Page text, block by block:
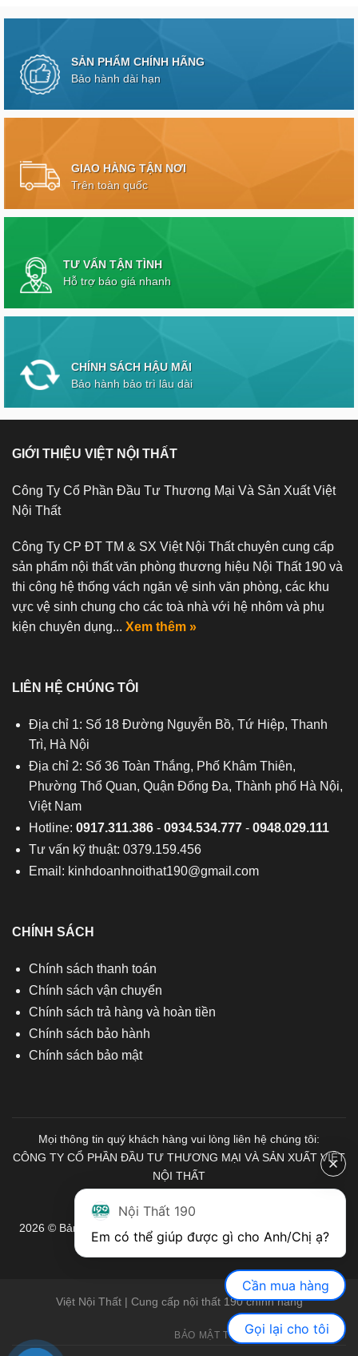
SẢN PHẨM CHÍNH HÃNG
Bảo hành dài hạn
GIAO HÀNG TẬN NƠI
Trên toàn quốc
TƯ VẤN TẬN TÌNH
Hỗ trợ báo giá nhanh
CHÍNH SÁCH HẬU MÃI
Bảo hành bảo trì lâu dài
GIỚI THIỆU VIỆT NỘI THẤT
Công Ty Cổ Phần Đầu Tư Thương Mại Và Sản Xuất Việt
Nội Thất
Công Ty CP ĐT TM & SX Việt Nội Thất chuyên cung cấp
sản phẩm nội thất văn phòng thương hiệu Nội Thất 190 và
thi công hệ thống vách ngăn vệ sinh văn phòng, các khu
vực vệ sinh chung cho các toà nhà với hệ nhôm và phụ
kiện chuyên dụng... Xem thêm »
LIÊN HỆ CHÚNG TÔI
Địa chỉ 1: Số 18 Đường Nguyễn Bồ, Tứ Hiệp, Thanh
Trì, Hà Nội
Địa chỉ 2: Số 36 Toàn Thắng, Phố Khâm Thiên,
Phường Thổ Quan, Quận Đống Đa, Thành phố Hà Nội,
Việt Nam
Hotline: 0917.311.386- 0934.534.777- 0948.029.111
Tư vấn kỹ thuật: 0379.159.456
Email: kinhdoanhnoithat190@gmail.com
CHÍNH SÁCH
Chính sách thanh toán
Chính sách vận chuyển
Chính sách trả hàng và hoàn tiền
Chính sách bảo hành
Chính sách bảo mật
Mọi thông tin quý khách hàng vui lòng liên hệ chúng tôi:
CÔNG TY CỔ PHẦN ĐẦU TƯ THƯƠNG MẠI VÀ SẢN XUẤT VIỆT
NỘI THẤT
2026 © Bản quyền thuộc về Nội Thất 190. Mọi quyền được bảo
lưu.
Việt Nội Thất | Cung cấp nội thất 190 chính hãng
BẢO MẬT THÔNG TIN GIỚI THIỆU
Nội Thất 190
Cần mua hàng
Gọi lại cho tôi